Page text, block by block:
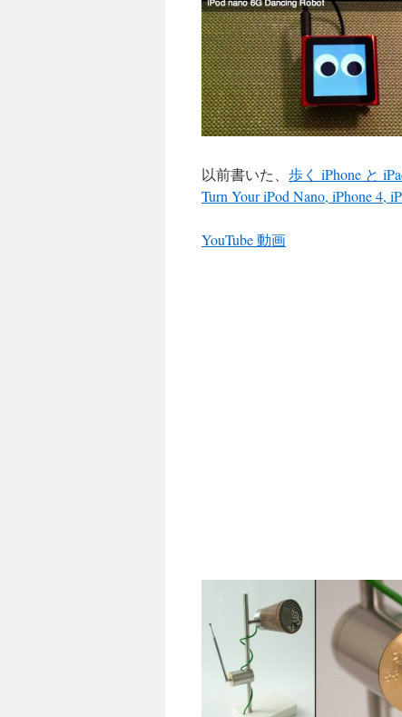
以前書いた、 歩く iPhone と
Turn Your iPod Nano, iPhone 4,
YouTube 動画